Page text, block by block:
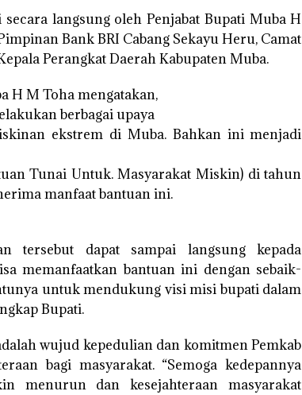
langsung oleh Penjabat Bupati Muba H
Bank BRI Cabang Sekayu Heru, Camat
Perangkat Daerah Kabupaten Muba.
H M Toha mengatakan,
berbagai upaya
ekstrem di Muba. Bahkan ini menjadi
Tunai Untuk. Masyarakat Miskin) di tahun
manfaat bantuan ini.
tersebut dapat sampai langsung kepada
memanfaatkan bantuan ini dengan sebaik-
untuk mendukung visi misi bupati dalam
Bupati.
wujud kepedulian dan komitmen Pemkab
bagi masyarakat. “Semoga kedepannya
menurun dan kesejahteraan masyarakat